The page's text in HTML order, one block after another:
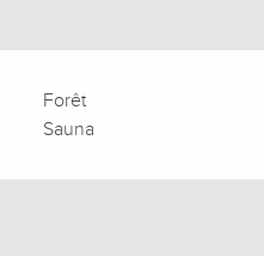
Forêt
Sauna